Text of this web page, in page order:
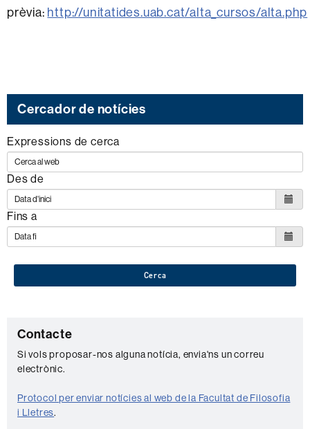
prèvia: http://unitatides.uab.cat/alta_cursos/alta.php
Cercador de notícies
Expressions de cerca
Des de
Fins a
Cerca
C
o
n
t
a
Contacte
Si vols proposar-nos alguna notícia, envia'ns un correu
electrònic.
Protocol per enviar notícies al web de la Facultat de Filosofia
i Lletres.